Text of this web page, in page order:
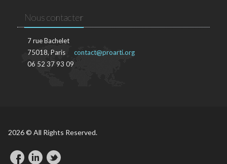
Nous contacter
7 rue Bachelet
75018, Paris
06 52 37 93 09
contact@proarti.org
2026 © All Rights Reserved.